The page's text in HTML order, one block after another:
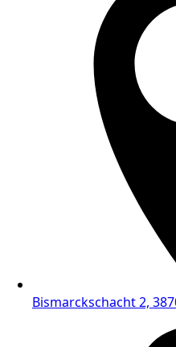
Bismarckschacht 2,